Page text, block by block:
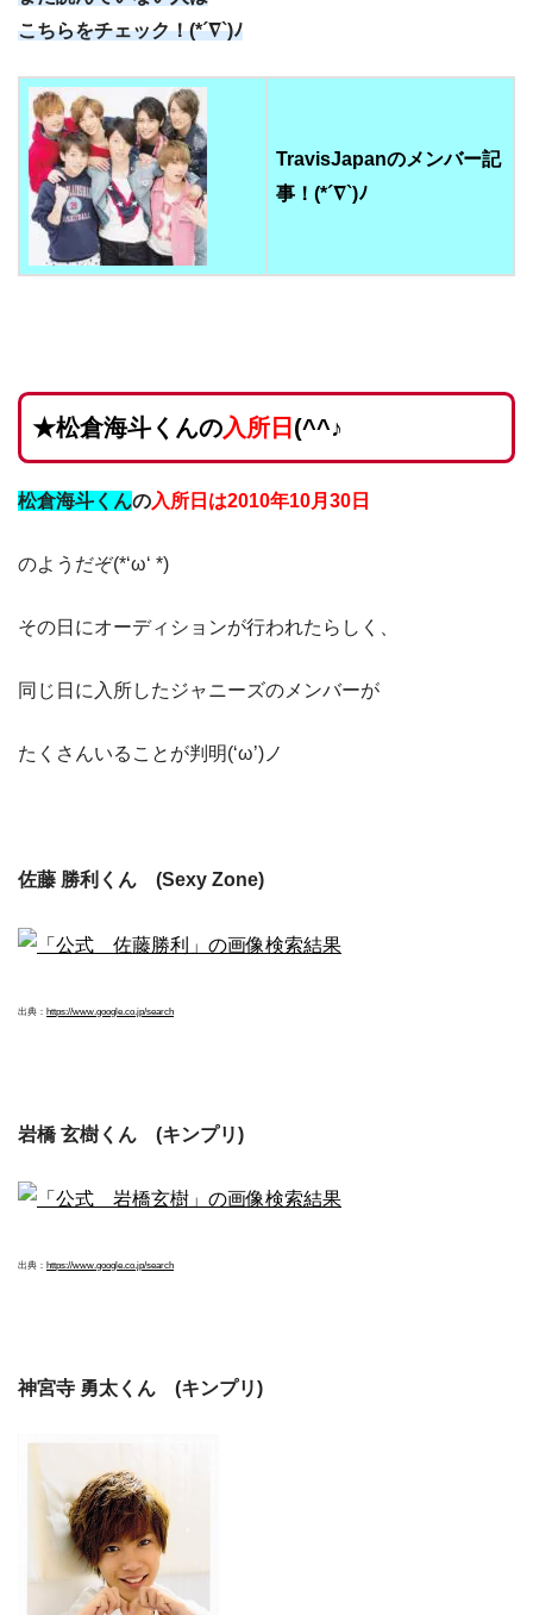
こちらをチェック！(*´∇`)ﾉ
TravisJapanのメンバー記
事！(*´∇`)ﾉ
★松倉海斗くんの入所日 (^^♪
松倉海斗くんの入所日は2010年10月30日
のようだぞ(*‘ω‘ *)
その日にオーディションが行われたらしく、
同じ日に入所したジャニーズのメンバーが
たくさんいることが判明(‘ω’)ノ
佐藤 勝利くん (Sexy Zone)
出典： https://www.google.co.jp/search
岩橋 玄樹くん (キンプリ)
出典： https://www.google.co.jp/search
神宮寺 勇太くん (キンプリ)